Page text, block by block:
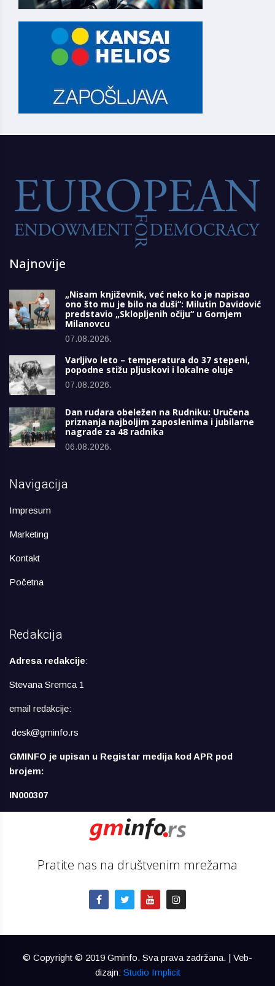
Najnovije
„Nisam književnik, već neko ko je napisao
ono što mu je bilo na duši“: Milutin Davidović
predstavio „Sklopljenih očiju“ u Gornjem
Milanovcu
07.08.2026.
Varljivo leto – temperatura do 37 stepeni,
popodne stižu pljuskovi i lokalne oluje
07.08.2026.
Dan rudara obeležen na Rudniku: Uručena
priznanja najboljim zaposlenima i jubilarne
nagrade za 48 radnika
06.08.2026.
Navigacija
Impresum
Marketing
Kontakt
Početna
Redakcija
Adresa redakcije:
Stevana Sremca 1
email redakcije:
desk@gminfo.rs
GMINFO je upisan u Registar medija kod APR pod
brojem:
IN000307
Pratite nas na društvenim mrežama
© Copyright © 2019 Gminfo. Sva prava zadržana. | Veb-
dizajn: Studio Implicit